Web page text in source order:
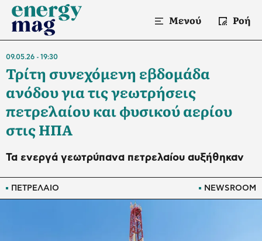
Μενού Ροή
ΠΕΤΡΕΛΑΙΟ NEWSROOM
09.05.26 19:30
Τρίτη συνεχόμενη εβδομάδα
ανόδου για τις γεωτρήσεις
πετρελαίου και φυσικού αερίου
στις ΗΠΑ
Τα ενεργά γεωτρύπανα πετρελαίου αυξήθηκαν